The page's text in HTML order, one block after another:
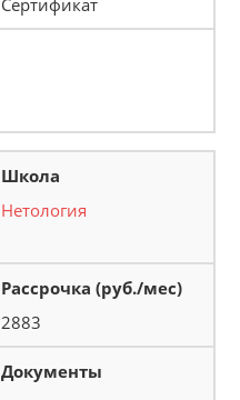
Сертификат
Нетология
2883